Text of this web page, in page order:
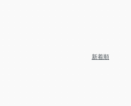
新着順